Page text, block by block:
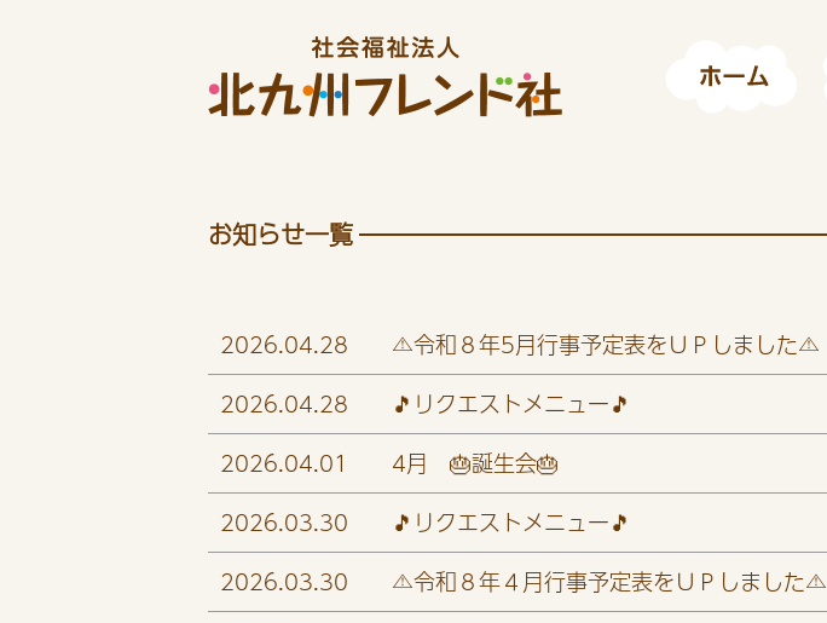
お知らせ一覧
2026.04.28
⚠️令和８年5月行事予定表をＵＰしました⚠️
2026.04.28
🎵リクエストメニュー🎵
2026.04.01
4月 🎂誕生会🎂
2026.03.30
🎵リクエストメニュー🎵
2026.03.30
⚠️令和８年４月行事予定表をＵＰしました⚠️